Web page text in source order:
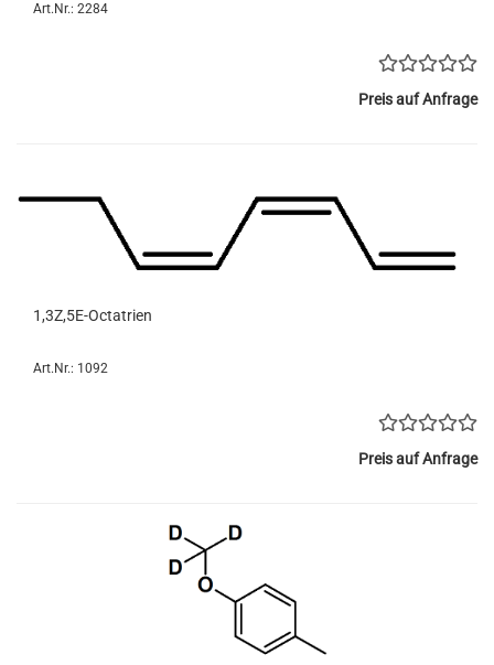
Art.Nr.: 2284
Preis auf Anfrage
1,3Z,5E-Octatrien
Art.Nr.: 1092
Preis auf Anfrage